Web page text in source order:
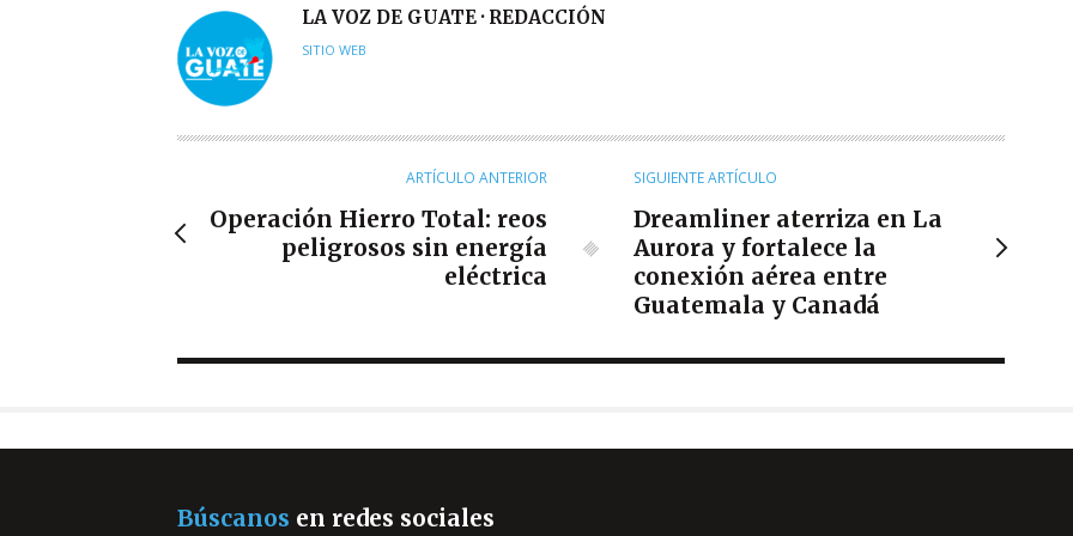
A
U
R
LA VOZ DE GUATE · REDACCIÓN
SITIO WEB
ARTÍCULO ANTERIOR
Operación Hierro Total: reos
peligrosos sin energía
eléctrica
SIGUIENTE ARTÍCULO
Dreamliner aterriza en La
Aurora y fortalece la
conexión aérea entre
Guatemala y Canadá
Búscanos en redes sociales